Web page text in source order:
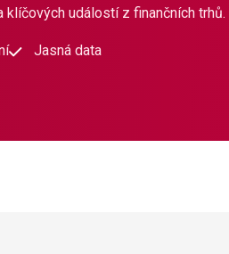
událostí z finančních trhů.
Jasná data